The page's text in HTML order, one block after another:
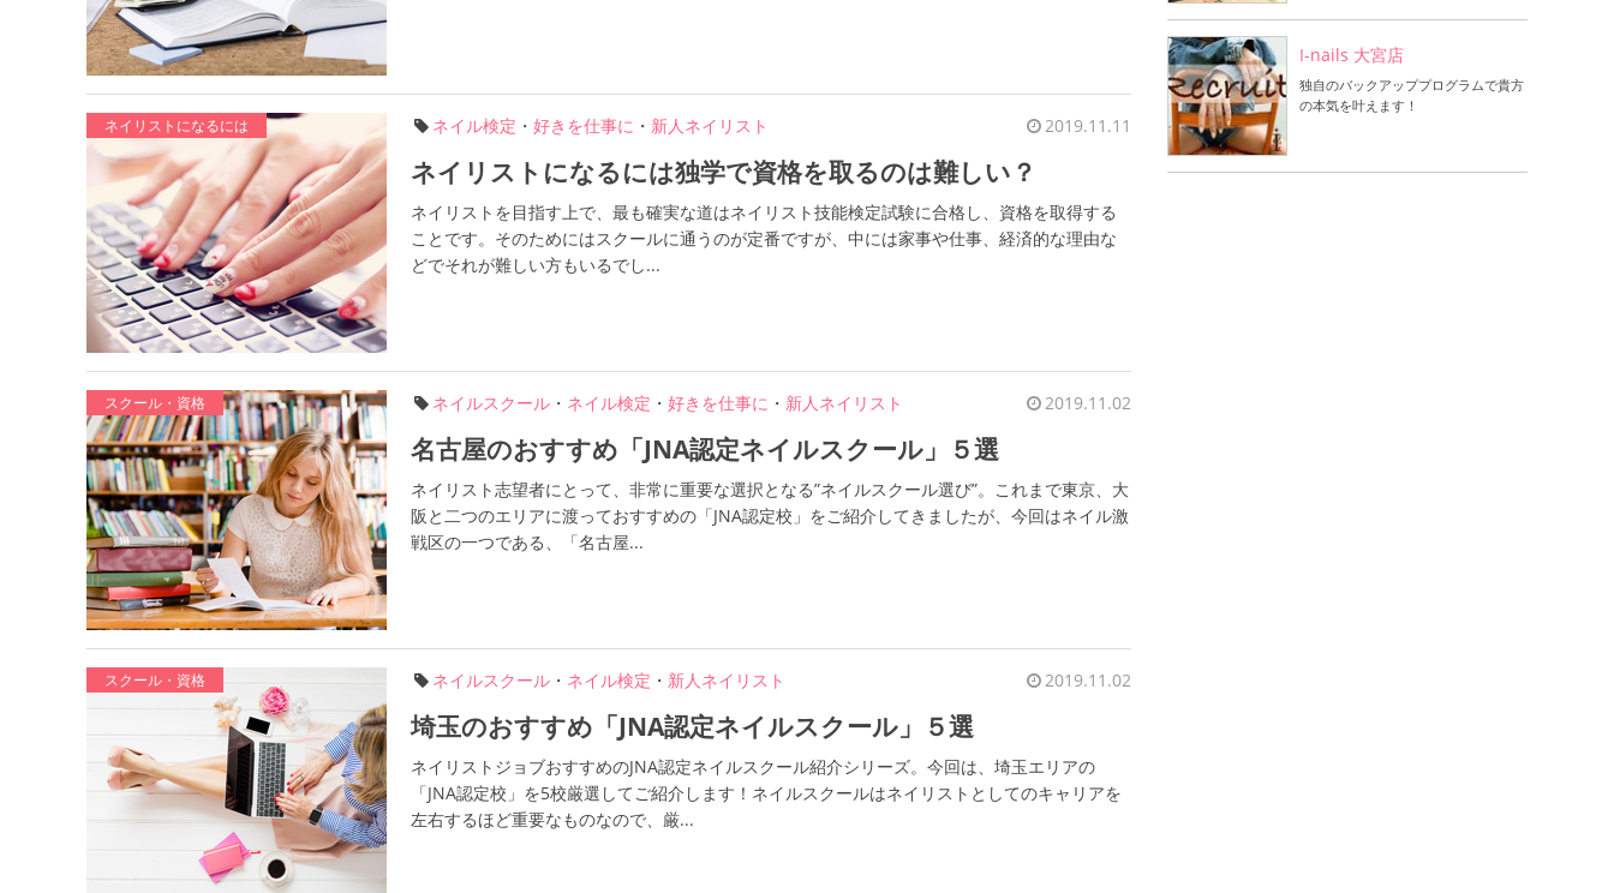
ネイリストになるには ネイル検定 ・ 好きを仕事に ・ 新人ネイリスト 2019.11.11
ネイリストになるには独学で資格を取るのは難しい？
ネイリストを目指す上で、最も確実な道はネイリスト技能検定試験に合格し、資格を取得する
ことです。そのためにはスクールに通うのが定番ですが、中には家事や仕事、経済的な理由な
どでそれが難しい方もいるでし...
スクール・資格 ネイルスクール ・ ネイル検定 ・ 好きを仕事に ・ 新人ネイリスト 2019.11.02
名古屋のおすすめ「JNA認定ネイルスクール」５選
ネイリスト志望者にとって、非常に重要な選択となる”ネイルスクール選び”。これまで東京、大
阪と二つのエリアに渡っておすすめの「JNA認定校」をご紹介してきましたが、今回はネイル激
戦区の一つである、「名古屋...
スクール・資格 ネイルスクール ・ ネイル検定 ・ 新人ネイリスト 2019.11.02
埼玉のおすすめ「JNA認定ネイルスクール」５選
ネイリストジョブおすすめのJNA認定ネイルスクール紹介シリーズ。今回は、埼玉エリアの
「JNA認定校」を5校厳選してご紹介します！ネイルスクールはネイリストとしてのキャリアを
左右するほど重要なものなので、厳...
I-nails 大宮店
独自のバックアッププログラムで貴方
の本気を叶えます！